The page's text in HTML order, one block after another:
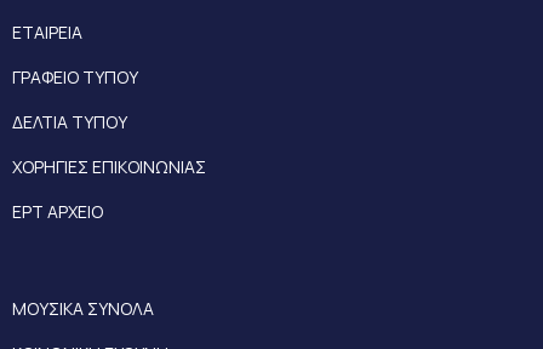
ΕΤΑΙΡΕΙΑ
ΓΡΑΦΕΙΟ ΤΥΠΟΥ
ΔΕΛΤΙΑ ΤΥΠΟΥ
ΧΟΡΗΓΙΕΣ ΕΠΙΚΟΙΝΩΝΙΑΣ
ΕΡΤ ΑΡΧΕΙΟ
ΜΟΥΣΙΚΑ ΣΥΝΟΛΑ